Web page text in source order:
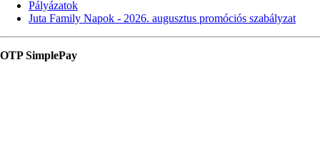
Pályázatok
Juta Family Napok - 2026. augusztus promóciós szabályzat
OTP SimplePay